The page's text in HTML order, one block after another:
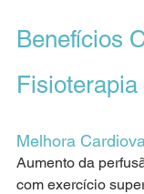
Benefícios
Melhora
Aumento da
com exercício